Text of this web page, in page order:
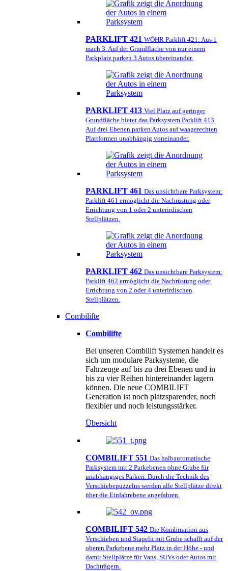
PARKLIFT 421 WÖHR Parklift 421: Aus 1
mach 3. Auf der Grundfläche von nur einem
Parkplatz parken 3 Autos übereinander.
PARKLIFT 413 Viel Platz auf geringer
Grundfläche bietet das Parksystem Parklift 413.
Auf drei Ebenen parken Autos auf waagerechten
Plattformen unabhängig voneinander.
PARKLIFT 461 Das unsichtbare Parksystem:
Parklift 461 ermöglicht die Nachrüstung oder
Errichtung von 1 oder 2 unterirdischen
Stellplätzen.
PARKLIFT 462 Das unsichtbare Parksystem:
Parklift 462 ermöglicht die Nachrüstung oder
Errichtung von 2 oder 4 unterirdischen
Stellplätzen.
Combilifte
Combilifte
Bei unseren Combilift Systemen handelt es
sich um modulare Parksysteme, die
Fahrzeuge auf bis zu drei Ebenen und in
bis zu vier Reihen hintereinander lagern
können. Die neue COMBILIFT
Generation ist noch platzsparender, noch
flexibler und noch leistungsstärker.
Übersicht
COMBILIFT 551 Das halbautomatische
Parksystem mit 2 Parkebenen ohne Grube für
unabhängiges Parken. Durch die Technik des
Verschiebepuzzelns werden alle Stellplätze direkt
über die Einfahrebene angefahren.
COMBILIFT 542 Die Kombination aus
Verschieben und Stapeln mit Grube schafft auf der
oberen Parkebene mehr Platz in der Höhe - und
damit Stellplätze für Vans, SUVs oder Autos mit
Dachträgern.